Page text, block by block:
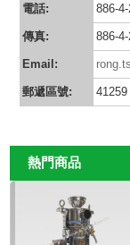
電話: 886-
傳真: 886-
Email:
郵遞區號: 41259
熱門商品